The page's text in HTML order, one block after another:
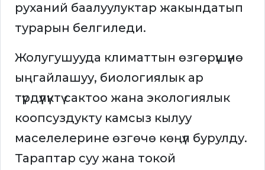
руханий баалуулуктар жакындатып
турарын белгиледи.
Жолугушууда климаттын өзгөрүшүнө
ыңгайлашуу, биологиялык ар
түрдүүлүктү сактоо жана экологиялык
коопсуздукту камсыз кылуу
маселелерине өзгөчө көңүл бурулду.
Тараптар суу жана токой